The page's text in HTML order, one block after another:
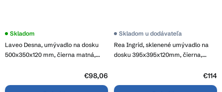
Laveo Desna, umývadlo na dosku
500x350x120 mm, čierna matná,
Skladom
€98,06
Rea Ingrid, sklenené umývadlo na
dosku 395x395x120mm, čierna,
Skladom u dodávateľa
€114